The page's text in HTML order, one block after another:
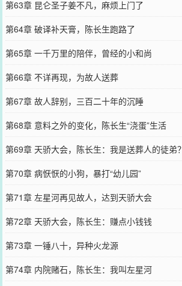
第63章 昆仑圣子姜不凡，麻烦上门了
第64章 破译补天膏，陈长生跑路了
第65章 一千万里的陪伴，曾经的小和尚
第66章 不详再现，为故人送葬
第67章 故人辞别，三百二十年的沉睡
第68章 意料之外的变化，陈长生“浇蛋”生活
第69章 天骄大会，陈长生：我是送葬人的徒弟？
第70章 病恹恹的小狗，暴打“幼儿园”
第71章 左星河再见故人，达到天骄大会
第72章 天骄大会，陈长生：赚点小钱钱
第73章 一锤八十，异种火龙源
第74章 内院赌石，陈长生：我叫左星河